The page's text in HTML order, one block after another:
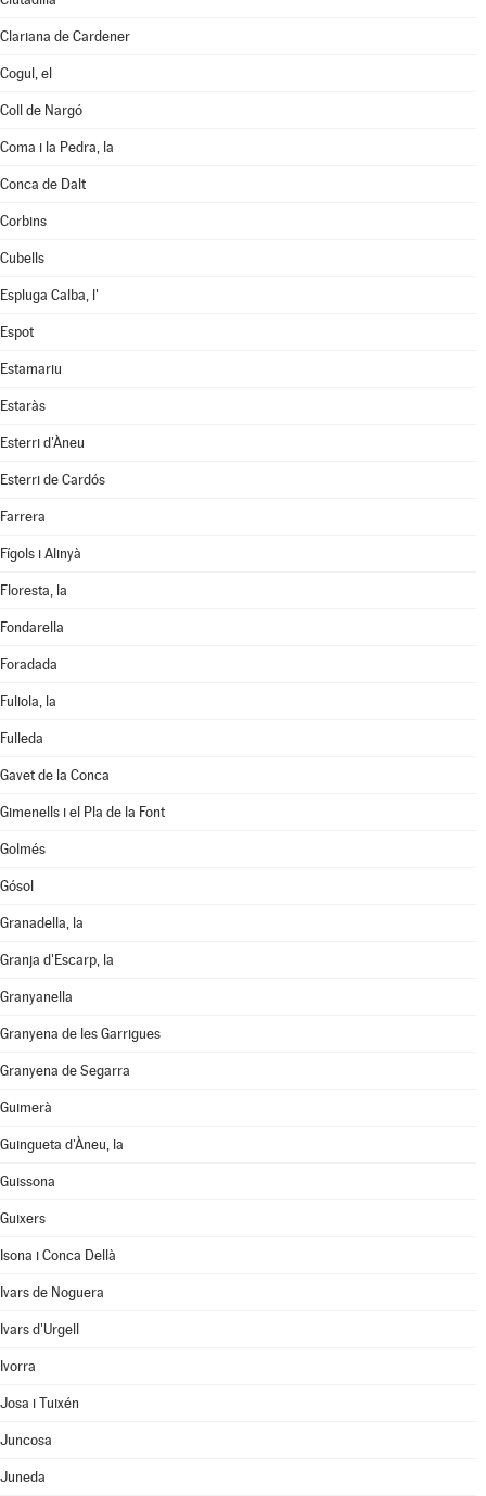
Clariana de Cardener
Cogul, el
Coll de Nargó
Coma i la Pedra, la
Conca de Dalt
Corbins
Cubells
Espluga Calba, l'
Espot
Estamariu
Estaràs
Esterri d'Àneu
Esterri de Cardós
Farrera
Fígols i Alinyà
Floresta, la
Fondarella
Foradada
Fuliola, la
Fulleda
Gavet de la Conca
Gimenells i el Pla de la Font
Golmés
Gósol
Granadella, la
Granja d'Escarp, la
Granyanella
Granyena de les Garrigues
Granyena de Segarra
Guimerà
Guingueta d'Àneu, la
Guissona
Guixers
Isona i Conca Dellà
Ivars de Noguera
Ivars d'Urgell
Ivorra
Josa i Tuixén
Juncosa
Juneda